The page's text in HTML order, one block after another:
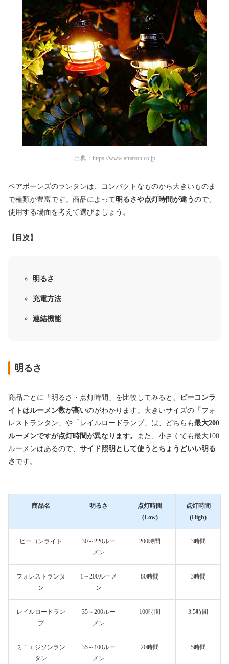
出典： https://www.amazon.co.jp
ベアボーンズのランタンは、コンパクトなものから大きいものま
で種類が豊富です。商品によって明るさや点灯時間が違う ので、
使用する場面を考えて選びましょう。
【目次】
明るさ
充電方法
連結機能
明るさ
商品ごとに「明るさ・点灯時間」を比較してみると、
ビーコンラ
イトはルーメン数が高いのがわかります。大きいサイズの「フォ
レストランタン」や「レイルロードランプ」は、どちらも最大200
ルーメンですが点灯時間が異なります。
また、小さくても最大100
ルーメンはあるので、 サイド照明として使うとちょうどいい明る
さ です。
商品名 明るさ
点灯時間
(Low)
点灯時間
(High)
ビーコンライト
30～220ルー
メン
200時間 3時間
フォレストランタ
ン
1～200ルーメ
ン
80時間 3時間
レイルロードラン
プ
35～200ルー
メン
100時間 3.5時間
ミニエジソンラン
タン
35～100ルー
メン
20時間 5時間